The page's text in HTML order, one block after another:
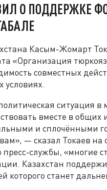
О ПОДДЕРЖКЕ
Касым-Жомарт
«Организация
совместных
условиях.
ситуация
вместе в общих
и сплочёнными
— сказал Токаев
службы, «многие
Казахстан
которого станет